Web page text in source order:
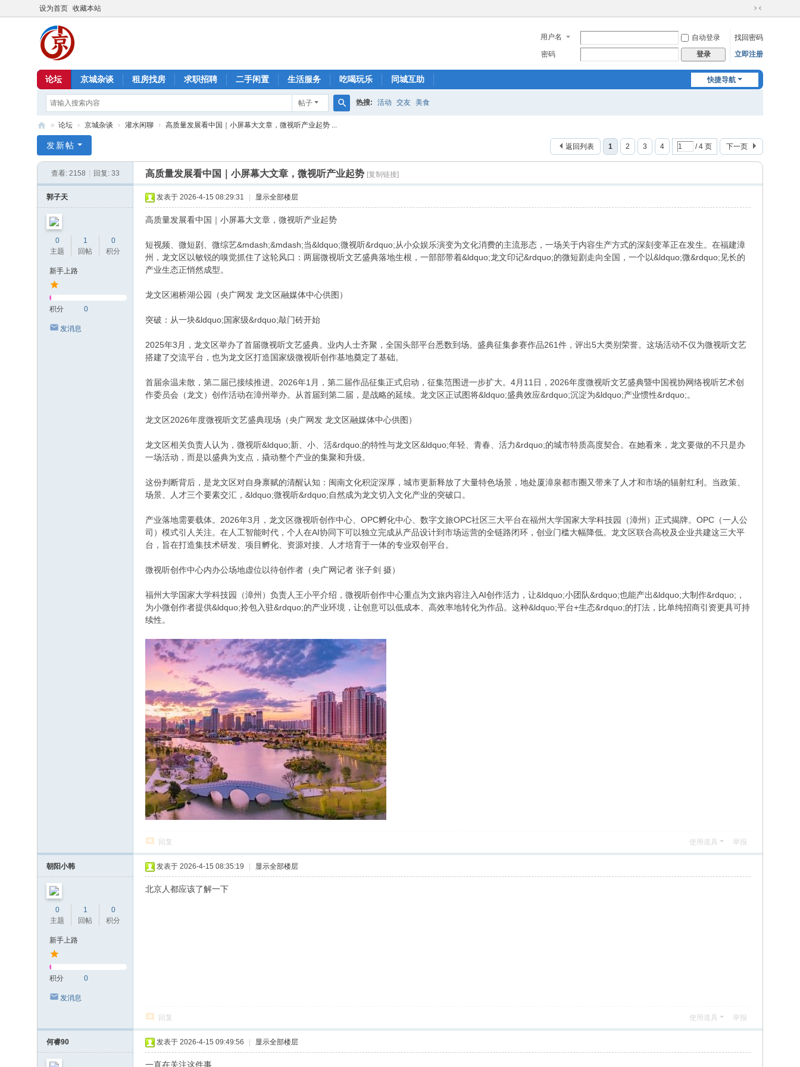
设为首页 收藏本站
切
到
窄
用户名 自动登录
找回密码
密码
登录 立即注册
快捷导航
论坛 京城杂谈 租房找房 求职招聘 二手闲置 生活服务 吃喝玩乐 同城互助
帖子 热搜: 活动 交友 美食
京
» 论坛 › 京城杂谈 › 灌水闲聊 › 高质量发展看中国｜小屏幕大文章，微视听产业起势 ...
1 2 3 4 / 4 页 下一页
返回列表
发新帖
查看: 2158 回复: 33 高质量发展看中国｜小屏幕大文章，微视听产业起势 [复制链接]
郭子天
0
主题
1
回帖
0
积分
新手上路
积分 0
发消息
发表于 2026-4-15 08:29:31 显示全部楼层
高质量发展看中国｜小屏幕大文章，微视听产业起势
短视频、微短剧、微综艺&mdash;&mdash;当&ldquo;微视听&rdquo;从小众娱乐演变为文化消费的主流形态，一场关于内容生产方式的深刻变革正在发生。在福建漳
州，龙文区以敏锐的嗅觉抓住了这轮风口：两届微视听文艺盛典落地生根，一部部带着&ldquo;龙文印记&rdquo;的微短剧走向全国，一个以&ldquo;微&rdquo;见长的
产业生态正悄然成型。
龙文区湘桥湖公园（央广网发 龙文区融媒体中心供图）
突破：从一块&ldquo;国家级&rdquo;敲门砖开始
2025年3月，龙文区举办了首届微视听文艺盛典。业内人士齐聚，全国头部平台悉数到场。盛典征集参赛作品261件，评出5大类别荣誉。这场活动不仅为微视听文艺
搭建了交流平台，也为龙文区打造国家级微视听创作基地奠定了基础。
首届余温未散，第二届已接续推进。2026年1月，第二届作品征集正式启动，征集范围进一步扩大。4月11日，2026年度微视听文艺盛典暨中国视协网络视听艺术创
作委员会（龙文）创作活动在漳州举办。从首届到第二届，是战略的延续。龙文区正试图将&ldquo;盛典效应&rdquo;沉淀为&ldquo;产业惯性&rdquo;。
龙文区2026年度微视听文艺盛典现场（央广网发 龙文区融媒体中心供图）
龙文区相关负责人认为，微视听&ldquo;新、小、活&rdquo;的特性与龙文区&ldquo;年轻、青春、活力&rdquo;的城市特质高度契合。在她看来，龙文要做的不只是办
一场活动，而是以盛典为支点，撬动整个产业的集聚和升级。
这份判断背后，是龙文区对自身禀赋的清醒认知：闽南文化积淀深厚，城市更新释放了大量特色场景，地处厦漳泉都市圈又带来了人才和市场的辐射红利。当政策、
场景、人才三个要素交汇，&ldquo;微视听&rdquo;自然成为龙文切入文化产业的突破口。
产业落地需要载体。2026年3月，龙文区微视听创作中心、OPC孵化中心、数字文旅OPC社区三大平台在福州大学国家大学科技园（漳州）正式揭牌。OPC（一人公
司）模式引人关注。在人工智能时代，个人在AI协同下可以独立完成从产品设计到市场运营的全链路闭环，创业门槛大幅降低。龙文区联合高校及企业共建这三大平
台，旨在打造集技术研发、项目孵化、资源对接、人才培育于一体的专业双创平台。
微视听创作中心内办公场地虚位以待创作者（央广网记者 张子剑 摄）
福州大学国家大学科技园（漳州）负责人王小平介绍，微视听创作中心重点为文旅内容注入AI创作活力，让&ldquo;小团队&rdquo;也能产出&ldquo;大制作&rdquo;，
为小微创作者提供&ldquo;拎包入驻&rdquo;的产业环境，让创意可以低成本、高效率地转化为作品。这种&ldquo;平台+生态&rdquo;的打法，比单纯招商引资更具可持
续性。
回复 使用道具 举报
朝阳小韩
0
主题
1
回帖
0
积分
新手上路
积分 0
发消息
发表于 2026-4-15 08:35:19 显示全部楼层
北京人都应该了解一下
回复 使用道具 举报
何睿90 发表于 2026-4-15 09:49:56 显示全部楼层
一直在关注这件事